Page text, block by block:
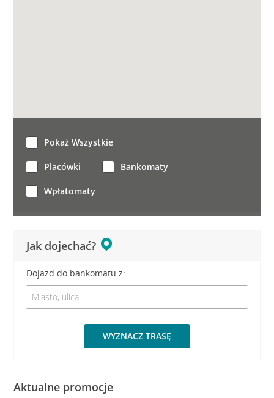
Jak dojechać?
Dojazd do bankomatu z:
WYZNACZ TRASĘ
Pokaż Wszystkie
Placówki Bankomaty
Wpłatomaty
Aktualne promocje